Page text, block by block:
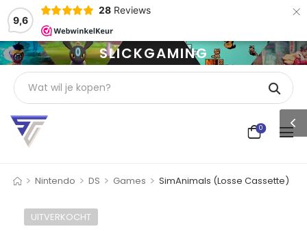
9,6
28 Reviews ×
SLICKGAMING
0
> Nintendo > DS > Games > SimAnimals (Losse Cassette)
UITVERKOCHT